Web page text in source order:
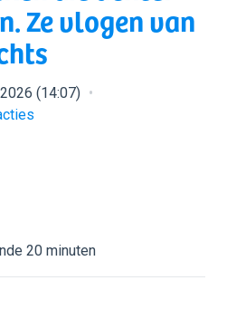
Ze vlogen van
(14:07)
20 minuten